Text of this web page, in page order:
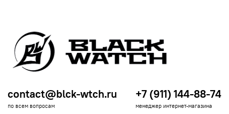
contact@blck-wtch.ru
по всем вопросам
+7 (911) 144-88-74
менеджер интернет-магазина